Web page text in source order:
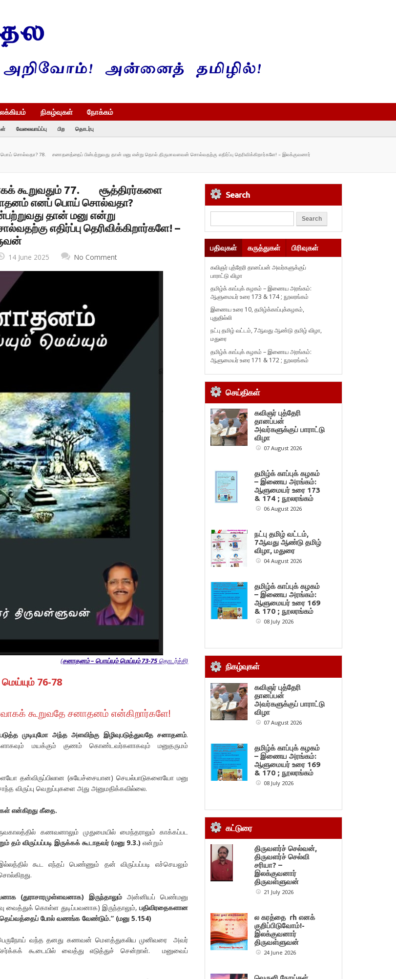
நிகழ்வுகள் நோக்கம்
வேலைவாய்ப்பு பிற தொடர்பு
சொல்வதா? 78. சனாதனத்தைப் பின்பற்றுவது தான் மனு என்று தொல்.திருமாவளவன் சொல்வதற்கு எதிர்ப்பு தெரிவிக்கிறார்களே! – இலக்குவனார்
கூறுவதும் 77. சூத்திரர்களை
எனப் பொய் சொல்வதா?
தான் மனு என்று
எதிர்ப்பு தெரிவிக்கிறார்களே! –
14 June 2025 No Comment
(சனாதனம் – பொய்யும் மெய்யும் 73-75 தொடர்ச்சி)
76-78
கூறுவதே சனாதனம் என்கிறார்களே!
படுத்த முடியுமோ அந்த அளவிற்கு இழிவுபடுத்துவதே சனாதனம்.
மயக்கும் குணம் கொண்டவர்களாகவும்
மனுதருமம்
தன்விருப்பிலான (சுயேச்சையான) செயல்பாடுகளையோ மனு
விருப்பு வெறுப்புகளை அது அனுமதிக்கவில்லை.
என்கிறது கீதை.
கணவனாலும் முதுமையில் மைந்தராலும் காக்கப்பட
தம் விருப்பப்படி இருக்கக் கூடாதவர் (மனு 9.3.) என்றும்
கூட எந்தப் பெண்ணும் தன் விருப்பப்படி எச்செயலும்
(துராசாரமுள்ளவனாக) இருந்தாலும்அன்னியப் பெண்மனு
வைத்துக் கொள்ள துடிப்பவனாக) இருந்தாலும்,பதிவிரதைகளான
போல் வணங்க வேண்டும்.” (மனு 5.154)
பெருநோய் வந்த தனது கணவன் மௌத்துகலிய முனிவரை அவர்
சேர்க்கக் கூடையில் வைத்து எடுத்துச் சென்றாள். மனுவைப்
Search
பதிவுகள் கருத்துகள் பிரிவுகள்
கவிஞர் புத்தேரி தானப்பன் அவர்களுக்குப்
பாராட்டு விழா
தமிழ்க் காப்புக் கழகம் – இணைய அரங்கம்:
ஆளுமையர் உரை 173 & 174 ; நூலரங்கம்
இணைய உரை 10, தமிழ்க்காப்புக்கழகம்,
புதுதில்லி
நட்பு தமிழ் வட்டம், 7ஆவது ஆண்டு தமிழ் விழா,
மதுரை
தமிழ்க் காப்புக் கழகம் – இணைய அரங்கம்:
ஆளுமையர் உரை 171 & 172 ; நூலரங்கம்
செய்திகள்
கவிஞர் புத்தேரி
தானப்பன்
அவர்களுக்குப் பாராட்டு
விழா
07 August 2026
தமிழ்க் காப்புக் கழகம்
– இணைய அரங்கம்:
ஆளுமையர் உரை 173
& 174 ; நூலரங்கம்
06 August 2026
நட்பு தமிழ் வட்டம்,
7ஆவது ஆண்டு தமிழ்
விழா, மதுரை
04 August 2026
தமிழ்க் காப்புக் கழகம்
– இணைய அரங்கம்:
ஆளுமையர் உரை 169
& 170 ; நூலரங்கம்
08 July 2026
நிகழ்வுகள்
கவிஞர் புத்தேரி
தானப்பன்
அவர்களுக்குப் பாராட்டு
விழா
07 August 2026
தமிழ்க் காப்புக் கழகம்
– இணைய அரங்கம்:
ஆளுமையர் உரை 169
& 170 ; நூலரங்கம்
08 July 2026
கட்டுரை
திருவளர்ச் செல்வன்,
திருவளர்ச் செல்வி
சரியா? –
இலக்குவனார்
திருவள்ளுவன்
21 July 2026
ல கரத்தை rh எனக்
குறிப்பிடுவோம்!-
இலக்குவனார்
திருவள்ளுவன்
24 June 2026